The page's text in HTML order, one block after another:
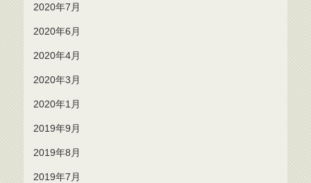
2020年7月
2020年6月
2020年4月
2020年3月
2020年1月
2019年9月
2019年8月
2019年7月